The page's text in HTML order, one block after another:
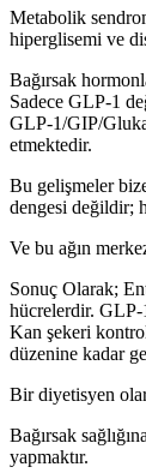
Metabolik
hiperglisemi ve
Bağırsak
Sadece GLP-1
GLP-1/GIP/
etmektedir.
Bu gelişmeler
dengesi değildir;
Ve bu ağın
Sonuç Olarak;
hücrelerdir.
Kan şekeri
düzenine kadar
Bir diyetisyen
Bağırsak
yapmaktır.